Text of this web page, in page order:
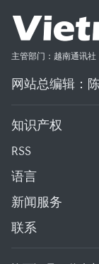
主管部门：越南通讯社
网站总编辑：
知识产权
RSS
语言
新闻服务
联系